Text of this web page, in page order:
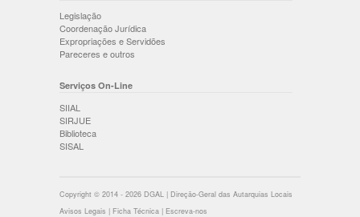
Legislação
Coordenação Jurídica
Expropriações e Servidões
Pareceres e outros
Serviços On-Line
SIIAL
SIRJUE
Biblioteca
SISAL
Copyright © 2014 - 2026 DGAL | Direção-Geral das Autarquias Locais
Avisos Legais | Ficha Técnica | Escreva-nos